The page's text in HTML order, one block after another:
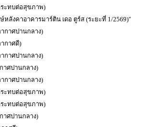
ระทบต่อสุขภาพ)
ลังคาอาคารมาร์ติน เดอ ตูร์ส (ระยะที่ 1/2569)"
กาศปานกลาง)
กาศดี)
กาศปานกลาง)
าศปานกลาง)
กาศปานกลาง)
ระทบต่อสุขภาพ)
ระทบต่อสุขภาพ)
าศปานกลาง)